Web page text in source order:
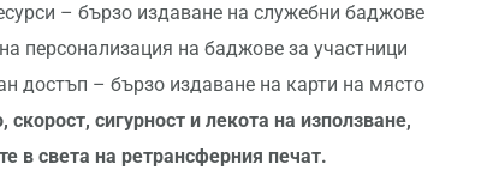
– бързо издаване на служебни баджове
персонализация на баджове за участници
достъп – бързо издаване на карти на място
, скорост, сигурност и лекота на използване,
в света на ретрансферния печат.